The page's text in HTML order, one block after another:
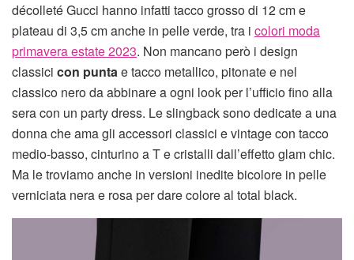
décolleté Gucci hanno infatti tacco grosso di 12 cm e
plateau di 3,5 cm anche in pelle verde, tra i colori moda
primavera estate 2023. Non mancano però i design
classici con puntae tacco metallico, pitonate e nel
classico nero da abbinare a ogni look per l’ufficio fino alla
sera con un party dress. Le slingback sono dedicate a una
donna che ama gli accessori classici e vintage con tacco
medio-basso, cinturino a T e cristalli dall’effetto glam chic.
Ma le troviamo anche in versioni inedite bicolore in pelle
verniciata nera e rosa per dare colore al total black.